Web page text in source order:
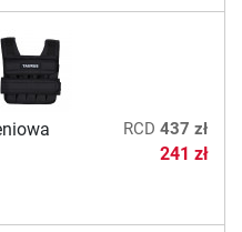
RCD 437 zł
241 zł